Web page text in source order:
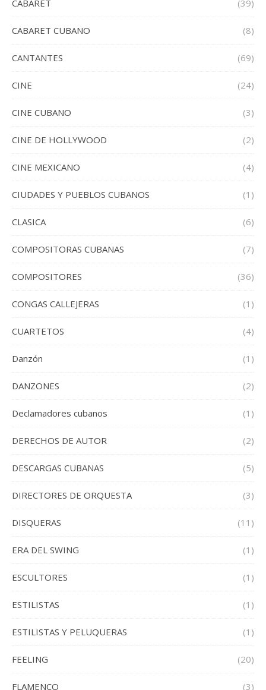
CABARET (39)
CABARET CUBANO (8)
CANTANTES (69)
CINE (24)
CINE CUBANO (3)
CINE DE HOLLYWOOD (2)
CINE MEXICANO (4)
CIUDADES Y PUEBLOS CUBANOS (1)
CLASICA (6)
COMPOSITORAS CUBANAS (7)
COMPOSITORES (36)
CONGAS CALLEJERAS (1)
CUARTETOS (4)
Danzón (1)
DANZONES (2)
Declamadores cubanos (1)
DERECHOS DE AUTOR (2)
DESCARGAS CUBANAS (5)
DIRECTORES DE ORQUESTA (3)
DISQUERAS (11)
ERA DEL SWING (1)
ESCULTORES (1)
ESTILISTAS (1)
ESTILISTAS Y PELUQUERAS (1)
FEELING (20)
FLAMENCO (3)